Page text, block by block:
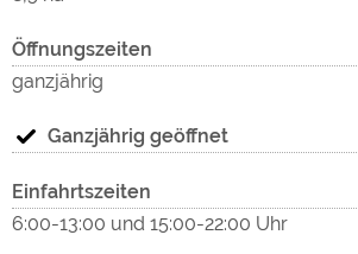
© Ruhr Tourismus
Radwandern: angenehm zu fahren,
Wasserflächen machen rund 85
Gesamtfläche aus.
Öffnungszeiten
ganzjährig
Ganzjährig geöffnet
Einfahrtszeiten
6:00-13:00 und 15:00-22:00 Uhr